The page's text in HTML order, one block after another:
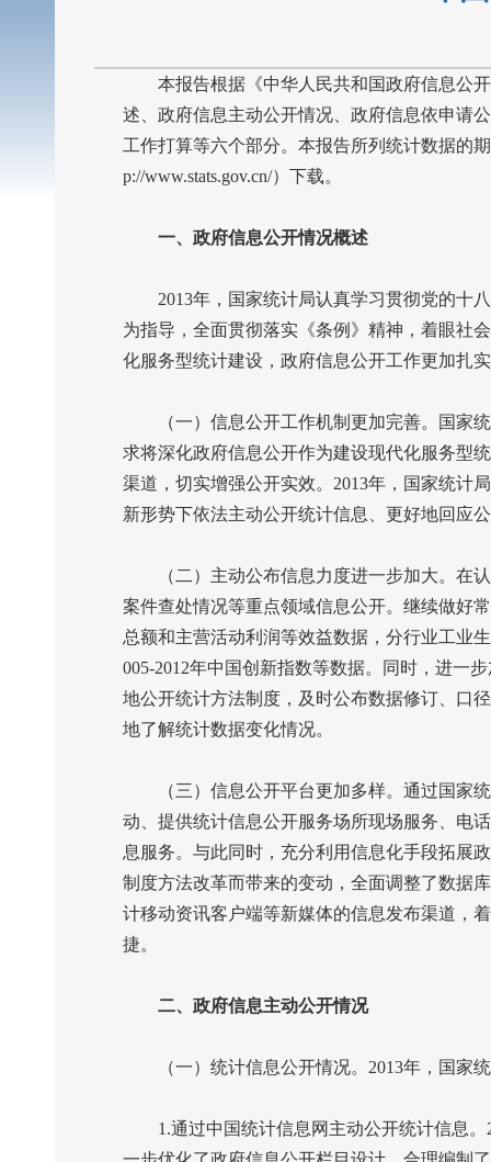
本报告根据《中华人民共和国政府信息公开
述、政府信息主动公开情况、政府信息依申请
工作打算等六个部分。本报告所列统计数据的
p://www.stats.gov.cn/）下载。
一、政府信息公开情况概述
2013年，国家统计局认真学习贯彻党的十
为指导，全面贯彻落实《条例》精神，着眼社
化服务型统计建设，政府信息公开工作更加扎
（一）信息公开工作机制更加完善。国家统
求将深化政府信息公开作为建设现代化服务型
渠道，切实增强公开实效。 2013年，国家统计
新形势下依法主动公开统计信息、更好地回应
（二）主动公布信息力度进一步加大。在认
案件查处情况等重点领域信息公开。继续做好
总额和主营活动利润等效益数据，分行业工业
005-2012年中国创新指数等数据。同时，进一
地公开统计方法制度，及时公布数据修订、口
地了解统计数据变化情况。
（三）信息公开平台更加多样。通过国家统
动、提供统计信息公开服务场所现场服务、电
息服务。与此同时，充分利用信息化手段拓展
制度方法改革而带来的变动，全面调整了数据
计移动资讯客户端等新媒体的信息发布渠道，
捷。
二、政府信息主动公开情况
（一）统计信息公开情况。 2013年，国家
1.通过中国统计信息网主动公开统计信息。